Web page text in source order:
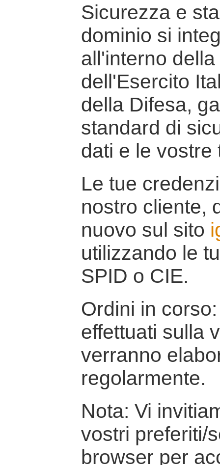
Sicurezza e
dominio si
all'interno
dell'Esercito
della Difesa,
standard di
dati e le vostre
Le tue
nostro cliente,
nuovo sul sito
utilizzando le
SPID o CIE.
Ordini in
effettuati sulla
verranno
regolarmente.
Nota: Vi
vostri preferiti/
browser per